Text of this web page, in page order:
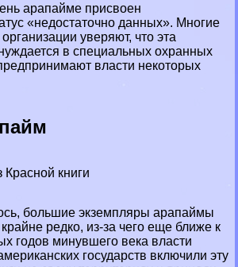
арапайме присвоен
«недостаточно данных». Многие
уверяют, что эта
в специальных охранных
власти некоторых
книги
большие экземпляры арапаймы
крайне редко, из-за чего еще ближе к
годов минувшего века власти
государств включили эту